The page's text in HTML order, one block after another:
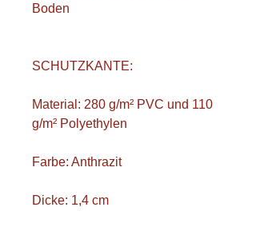
Boden
SCHUTZKANTE:
Material: 280 g/m² PVC und 110
g/m² Polyethylen
Farbe: Anthrazit
Dicke: 1,4 cm